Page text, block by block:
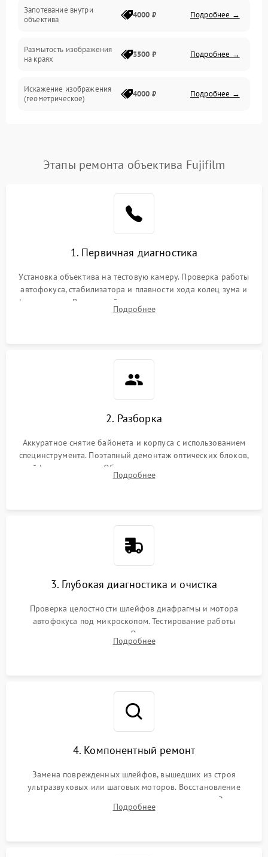
Запотевание внутри
объектива
4000 ₽ Подробнее →
Размытость изображения
на краях
3500 ₽ Подробнее →
Искажение изображения
(геометрическое)
4000 ₽ Подробнее →
Проблемы с резкостью
Этапы ремонта объектива Fujifilm
1. Первичная диагностика
Установка объектива на тестовую камеру. Проверка работы
автофокуса, стабилизатора и плавности хода колец зума и
фокусировки. Визуальный осмотр линз на наличие царапин,
грибка, пыли и оценка состояния контактов байонета.
Подробнее
2. Разборка
Аккуратное снятие байонета и корпуса с использованием
специнструмента. Поэтапный демонтаж оптических блоков,
шлейфов и приводов. Обязательная маркировка положения
линзовых групп для сохранения заводской центровки при
Подробнее
3. Глубокая диагностика и очистка
Проверка целостности шлейфов диафрагмы и мотора
автофокуса под микроскопом. Тестирование работы
электромагнитного привода. Очистка оптических элементов
от пыли, следов влаги и грибка спецрастворами без
Подробнее
4. Компонентный ремонт
Замена поврежденных шлейфов, вышедших из строя
ультразвуковых или шаговых моторов. Восстановление
геометрии направляющих при заклинивании зума. Замена
неисправного блока диафрагмы, датчиков положения или
Подробнее